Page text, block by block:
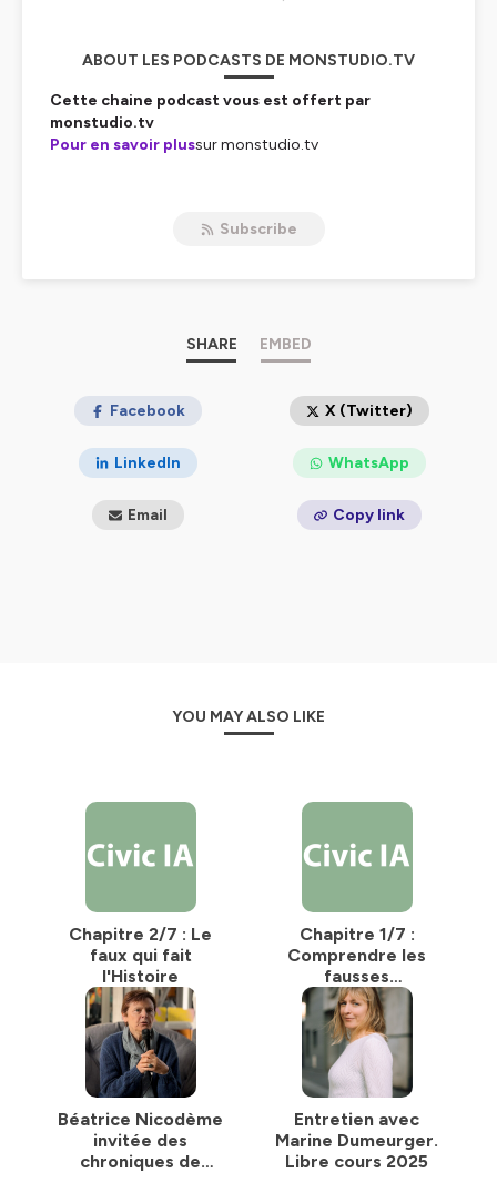
ABOUT LES PODCASTS DE MONSTUDIO.TV
Cette chaine podcast vous est offert par
monstudio.tv
Pour en savoir plussur monstudio.tv
Subscribe
SHARE EMBED
Facebook X (Twitter)
LinkedIn WhatsApp
Email Copy link
YOU MAY ALSO LIKE
Chapitre 2/7 : Le
faux qui fait
l'Histoire
Chapitre 1/7 :
Comprendre les
fausses
informations
Béatrice Nicodème
invitée des
chroniques de
Entretien avec
Marine Dumeurger.
Libre cours 2025